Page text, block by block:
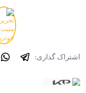
اشتراک گذاری: